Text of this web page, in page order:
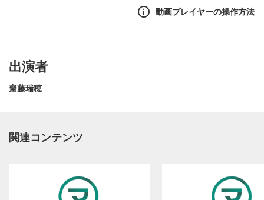
動画プレイヤーの操作方法
出演者
齋藤瑞穂
関連コンテンツ